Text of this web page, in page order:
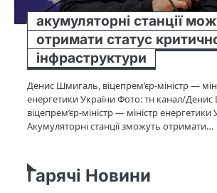
акумуляторні станції
отримати статус
інфраструктури
Денис Шмигаль, віцепрем’єр-міністр —
енергетики України Фото: тн канал/
віцепрем’єр-міністр — міністр енергетики
Акумуляторні станції зможуть отримати…
Гарячі Новини